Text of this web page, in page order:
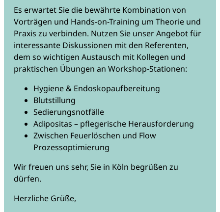
Es erwartet Sie die bewährte Kombination von
Vorträgen und Hands-on-Training um Theorie und
Praxis zu verbinden. Nutzen Sie unser Angebot für
interessante Diskussionen mit den Referenten,
dem so wichtigen Austausch mit Kollegen und
praktischen Übungen an Workshop-Stationen:
Hygiene & Endoskopaufbereitung
Blutstillung
Sedierungsnotfälle
Adipositas – pflegerische Herausforderung
Zwischen Feuerlöschen und Flow
Prozessoptimierung
Wir freuen uns sehr, Sie in Köln begrüßen zu
dürfen.
Herzliche Grüße,